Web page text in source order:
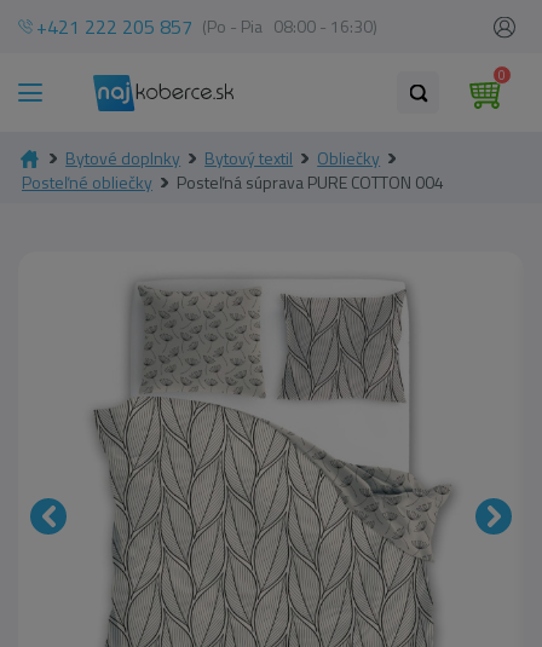
+421 222 205 857 (Po - Pia 08:00 - 16:30)
0
Bytové doplnky Bytový textil
Obliečky
Posteľné obliečky
Posteľná súprava PURE COTTON 004